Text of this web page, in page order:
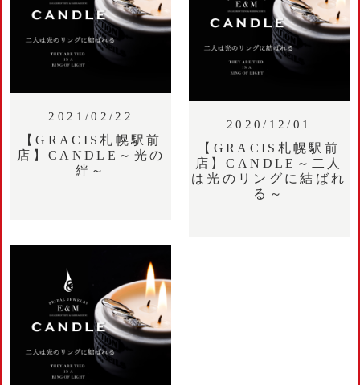
2021/02/22
【GRACIS札幌駅前
店】CANDLE～光の
絆～
2020/12/01
【GRACIS札幌駅前
店】CANDLE～二人
は光のリングに結ばれ
る～